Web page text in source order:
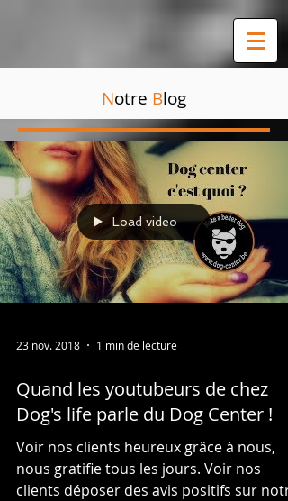
Notre Blog
Load video
23 nov. 2018 1 min de lecture
Quand les youtubeurs de chez
Dog's life parle du Dog Center !
Voir nos clients heureux grâce à nous,
nous gratifie tous les jours. Voir nos
clients déposer des avis positifs sur notre